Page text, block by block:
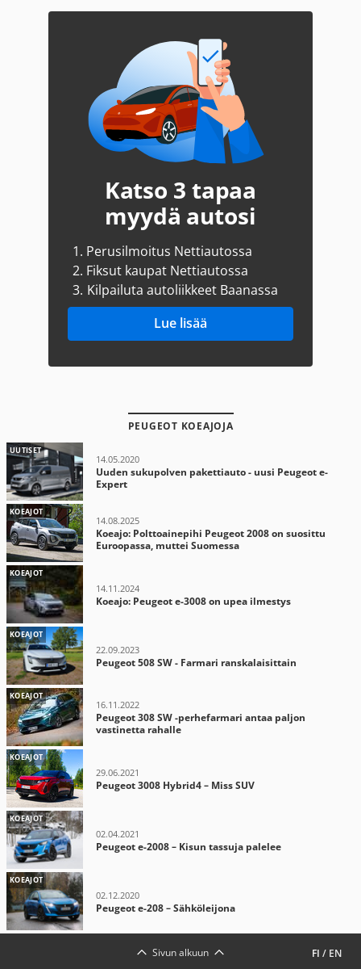
Katso 3 tapaa
myydä autosi
1. Perusilmoitus Nettiautossa
2. Fiksut kaupat Nettiautossa
3. Kilpailuta autoliikkeet Baanassa
Lue lisää
PEUGEOT KOEAJOJA
UUTISET
14.05.2020
Uuden sukupolven pakettiauto - uusi Peugeot e-
Expert
KOEAJOT
14.08.2025
Koeajo: Polttoainepihi Peugeot 2008 on suosittu
Euroopassa, muttei Suomessa
KOEAJOT
14.11.2024
Koeajo: Peugeot e-3008 on upea ilmestys
KOEAJOT
22.09.2023
Peugeot 508 SW - Farmari ranskalaisittain
KOEAJOT
16.11.2022
Peugeot 308 SW -perhefarmari antaa paljon
vastinetta rahalle
KOEAJOT
29.06.2021
Peugeot 3008 Hybrid4 – Miss SUV
KOEAJOT
02.04.2021
Peugeot e-2008 – Kisun tassuja palelee
KOEAJOT
02.12.2020
Peugeot e-208 – Sähköleijona
FI / EN
Sivun alkuun